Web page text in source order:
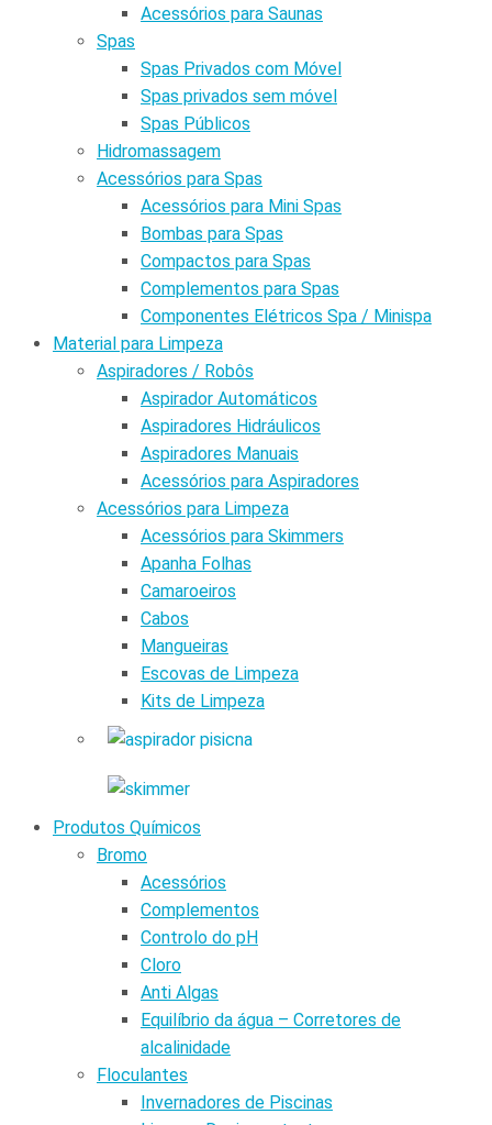
Acessórios para Saunas
Spas
Spas Privados com Móvel
Spas privados sem móvel
Spas Públicos
Hidromassagem
Acessórios para Spas
Acessórios para Mini Spas
Bombas para Spas
Compactos para Spas
Complementos para Spas
Componentes Elétricos Spa / Minispa
Material para Limpeza
Aspiradores / Robôs
Aspirador Automáticos
Aspiradores Hidráulicos
Aspiradores Manuais
Acessórios para Aspiradores
Acessórios para Limpeza
Acessórios para Skimmers
Apanha Folhas
Camaroeiros
Cabos
Mangueiras
Escovas de Limpeza
Kits de Limpeza
Produtos Químicos
Bromo
Acessórios
Complementos
Controlo do pH
Cloro
Anti Algas
Equilíbrio da água – Corretores de
alcalinidade
Floculantes
Invernadores de Piscinas